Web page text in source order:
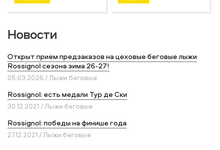
Новости
Открыт прием предзаказов на цеховые беговые лыжи
Rossignol сезона зима 26-27!
05.03.2026 / Лыжи беговые
Rossignol: есть медали Тур де Ски
30.12.2021 / Лыжи беговые
Rossignol: победы на финише года
27.12.2021 / Лыжи беговые